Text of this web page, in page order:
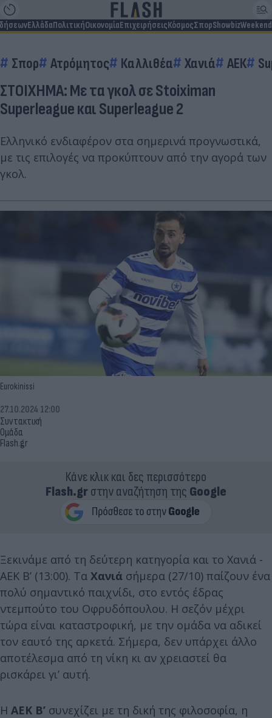
ΕλλάδαΠολιτικήΟικονομίαΕπιχειρήσειςΚόσμοςΣπορShowbizWeekend
Σπορ Ατρόμητος Καλλιθέα Χανιά ΑΕΚ
ΣΤΟΙΧΗΜΑ: Με τα γκολ σε Stoiximan
Superleague και Superleague 2
Ελληνικό ενδιαφέρον στα σημερινά προγνωστικά,
με τις επιλογές να προκύπτουν από την αγορά των
γκολ.
Eurokinissi
Συντακτική
Ομάδα
Flash.gr
27.10.2024 12:00
Κάνε κλικ και δες περισσότερο
Flash.grστην αναζήτηση της Google
Ξεκινάμε από τη δεύτερη κατηγορία και το Χανιά -
ΑΕΚ Β’ (13:00). Τα Χανιά σήμερα (27/10) παίζουν ένα
πολύ σημαντικό παιχνίδι, στο εντός έδρας
ντεμπούτο του Οφρυδόπουλου. Η σεζόν μέχρι
τώρα είναι καταστροφική, με την ομάδα να αδικεί
τον εαυτό της αρκετά. Σήμερα, δεν υπάρχει άλλο
αποτέλεσμα από τη νίκη κι αν χρειαστεί θα
ρισκάρει γι’ αυτή.
Η ΑΕΚ Β’ συνεχίζει με τη δική της φιλοσοφία, η